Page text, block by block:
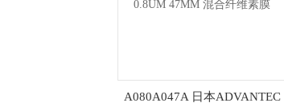
A080A047A 日本ADVANTEC